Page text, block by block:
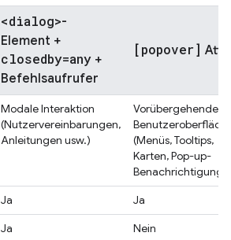
<dialog>-
Element +
closedby=any +
Befehlsaufrufer
[popover]
Modale Interaktion
(Nutzervereinbarungen,
Anleitungen usw.)
Vorübergehende
(Menüs, Tooltips,
Karten, Pop-up-
Ja
Ja
Ja
Nein